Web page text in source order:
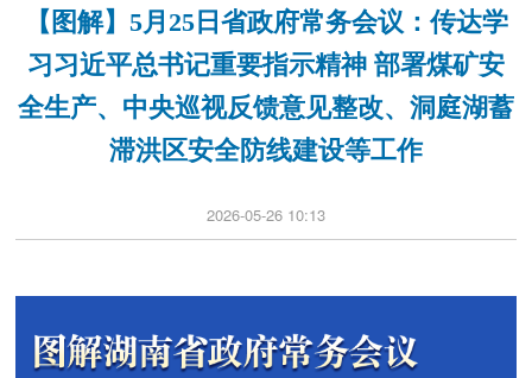
【图解】5月25日省政府常务会议：传达学
习习近平总书记重要指示精神 部署煤矿安
全生产、中央巡视反馈意见整改、洞庭湖蓄
滞洪区安全防线建设等工作
2026-05-26 10:13